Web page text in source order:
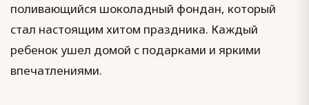
поливающийся шоколадный фондан, который
стал настоящим хитом праздника. Каждый
ребенок ушел домой с подарками и яркими
впечатлениями.